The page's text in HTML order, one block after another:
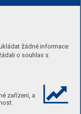
žádné informace
o souhlas s
zařízení, a
Číst